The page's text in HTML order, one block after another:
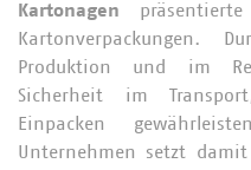
Kartonagen präsentierte
Kartonverpackungen.
Produktion und im
Sicherheit im
Einpacken
Unternehmen setzt